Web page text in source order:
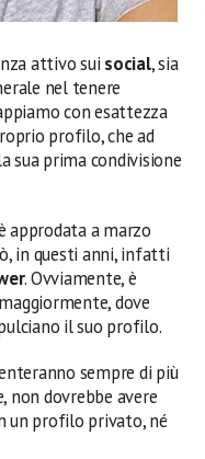
attivo sui social, sia
nel tenere
con esattezza
profilo, che ad
sua prima condivisione
approdata a marzo
in questi anni, infatti
. Ovviamente, è
dove
il suo profilo.
sempre di più
non dovrebbe avere
un profilo privato, né